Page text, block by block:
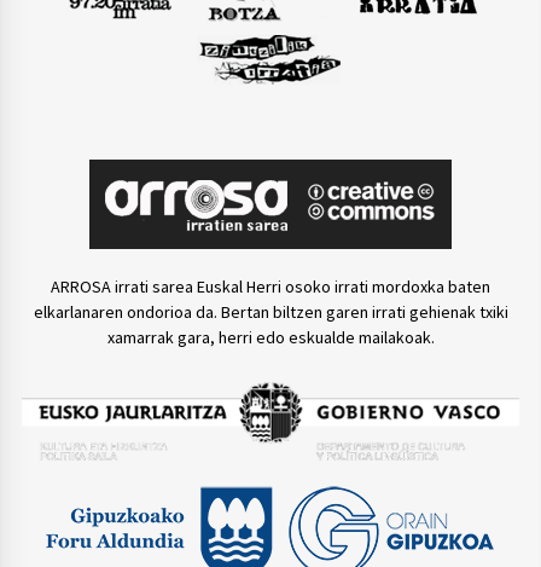
ARROSA irrati sarea Euskal Herri osoko irrati mordoxka baten
elkarlanaren ondorioa da. Bertan biltzen garen irrati gehienak txiki
xamarrak gara, herri edo eskualde mailakoak.